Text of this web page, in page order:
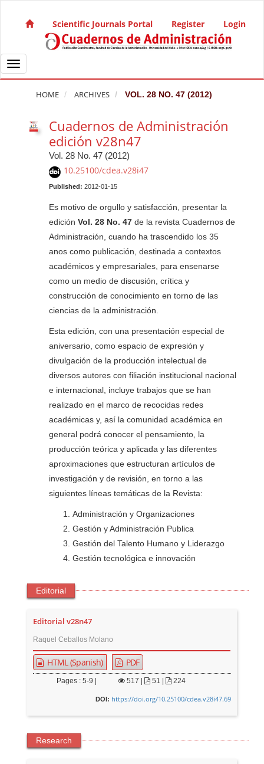
Main Navigation
Main Content
Sidebar
Scientific Journals Portal Register Login
Toggle navigation
HOME ARCHIVES VOL. 28 NO. 47 (2012)
Cuadernos de Administración
edición v28n47
Vol. 28 No. 47 (2012)
10.25100/cdea.v28i47
Published:2012-01-15
Es motivo de orgullo y satisfacción, presentar la
ediciónVol. 28 No. 47 de la revista Cuadernos de
Administración, cuando ha trascendido los 35
anos como publicación, destinada a contextos
académicos y empresariales, para ensenarse
como un medio de discusión, crítica y
construcción de conocimiento en torno de las
ciencias de la administración.
Esta edición, con una presentación especial de
aniversario, como espacio de expresión y
divulgación de la producción intelectual de
diversos autores con filiación institucional nacional
e internacional, incluye trabajos que se han
realizado en el marco de recocidas redes
académicas y, así la comunidad académica en
general podrá conocer el pensamiento, la
producción teórica y aplicada y las diferentes
aproximaciones que estructuran artículos de
investigación y de revisión, en torno a las
siguientes líneas temáticas de la Revista:
Administración y Organizaciones
Gestión y Administración Publica
Gestión del Talento Humano y Liderazgo
Gestión tecnológica e innovación
Editorial
Editorial v28n47
Raquel Ceballos Molano
HTML (Spanish) PDF
Pages : 5-9 | 517 51 | 224
DOI: https://doi.org/10.25100/cdea.v28i47.69
Research